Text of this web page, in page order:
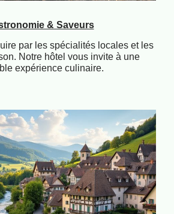
& Saveurs
par les spécialités locales et les
Notre hôtel vous invite à une
expérience culinaire.